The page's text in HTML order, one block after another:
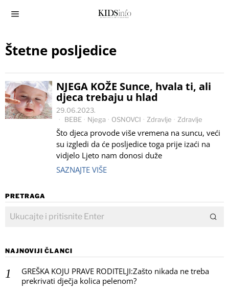
Štetne posljedice
NJEGA KOŽE Sunce, hvala ti, ali
djeca trebaju u hlad
29.06.2023.
BEBE · Njega · OSNOVCI · Zdravlje · Zdravlje
Što djeca provode više vremena na suncu, veći
su izgledi da će posljedice toga prije izaći na
vidjelo Ljeto nam donosi duže
SAZNAJTE VIŠE
PRETRAGA
NAJNOVIJI ČLANCI
GREŠKA KOJU PRAVE RODITELJI:Zašto nikada ne treba
prekrivati dječja kolica pelenom?